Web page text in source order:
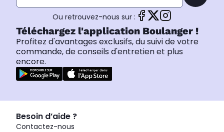
Ou retrouvez-nous sur :
Téléchargez l'application Boulanger !
Profitez d'avantages exclusifs, du suivi de votre
commande, de conseils d'entretien et plus
encore.
Besoin d’aide ?
Contactez-nous